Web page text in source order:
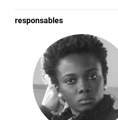
responsables